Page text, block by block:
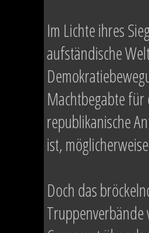
Im Lichte ihres
aufständische
Machtbegabte für
republikanische
ist,
Doch das